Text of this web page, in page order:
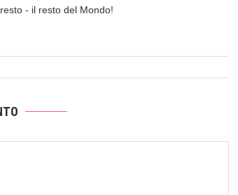
- il resto del Mondo!